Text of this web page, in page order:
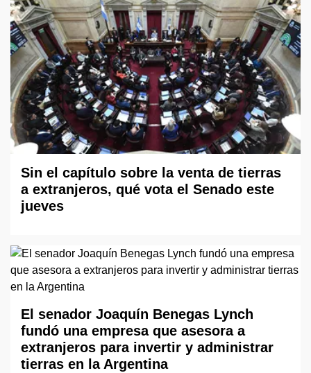
Sin el capítulo sobre la venta de tierras
a extranjeros, qué vota el Senado este
jueves
El senador Joaquín Benegas Lynch
fundó una empresa que asesora a
extranjeros para invertir y administrar
tierras en la Argentina